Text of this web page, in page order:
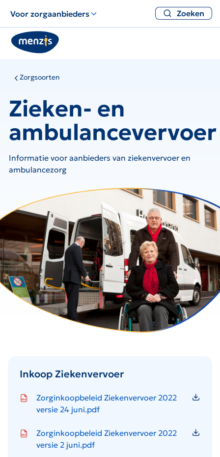
Voor zorgaanbieders Zoeken
Zorgsoorten
Zieken- en
ambulancevervoer
Informatie voor aanbieders van ziekenvervoer en
ambulancezorg
Inkoop Ziekenvervoer
Icon file type-pdfZorginkoopbeleid Ziekenvervoer 2022
versie 24 juni.pdf
Icon file type-pdfZorginkoopbeleid Ziekenvervoer 2022
versie 2 juni.pdf